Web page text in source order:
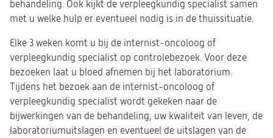
behandeling. Ook kijkt de verpleegkundig specialist samen
met u welke hulp er eventueel nodig is in de thuissituatie.
Elke 3 weken komt u bij de internist-oncoloog of
verpleegkundig specialist op controlebezoek. Voor deze
bezoeken laat u bloed afnemen bij het laboratorium.
Tijdens het bezoek aan de internist-oncoloog of
verpleegkundig specialist wordt gekeken naar de
bijwerkingen van de behandeling, uw kwaliteit van leven, de
laboratoriumuitslagen en eventueel de uitslagen van de